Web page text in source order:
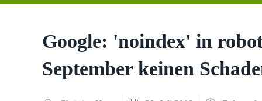
Google: 'noindex' in
September keinen